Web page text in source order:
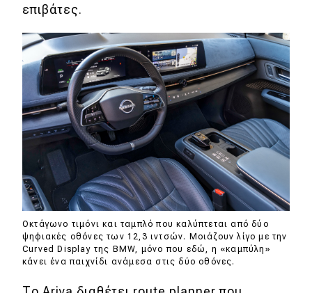
επιβάτες.
Oκτάγωνο τιμόνι και ταμπλό που καλύπτεται από δύο
ψηφιακές οθόνες των 12,3 ιντσών. Μοιάζουν λίγο με την
Curved Display της BMW, μόνο που εδώ, η «καμπύλη»
κάνει ένα παιχνίδι ανάμεσα στις δύο οθόνες.